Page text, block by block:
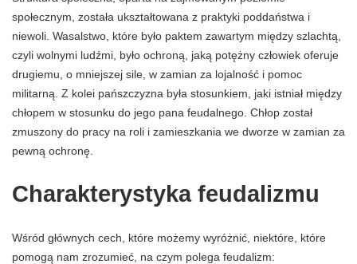
społecznym, została ukształtowana z praktyki poddaństwa i
niewoli. Wasalstwo, które było paktem zawartym między szlachtą,
czyli wolnymi ludźmi, było ochroną, jaką potężny człowiek oferuje
drugiemu, o mniejszej sile, w zamian za lojalność i pomoc
militarną. Z kolei pańszczyzna była stosunkiem, jaki istniał między
chłopem w stosunku do jego pana feudalnego. Chłop został
zmuszony do pracy na roli i zamieszkania we dworze w zamian za
pewną ochronę.
Charakterystyka feudalizmu
Wśród głównych cech, które możemy wyróżnić, niektóre, które
pomogą nam zrozumieć, na czym polega feudalizm: